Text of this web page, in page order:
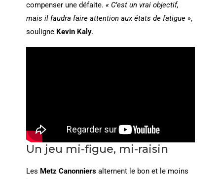
compenser une défaite. « C’est un vrai objectif,
mais il faudra faire attention aux états de fatigue »,
souligne Kevin Kaly.
Un jeu mi-figue, mi-raisin
Les Metz Canonniersalternent le bon et le moins